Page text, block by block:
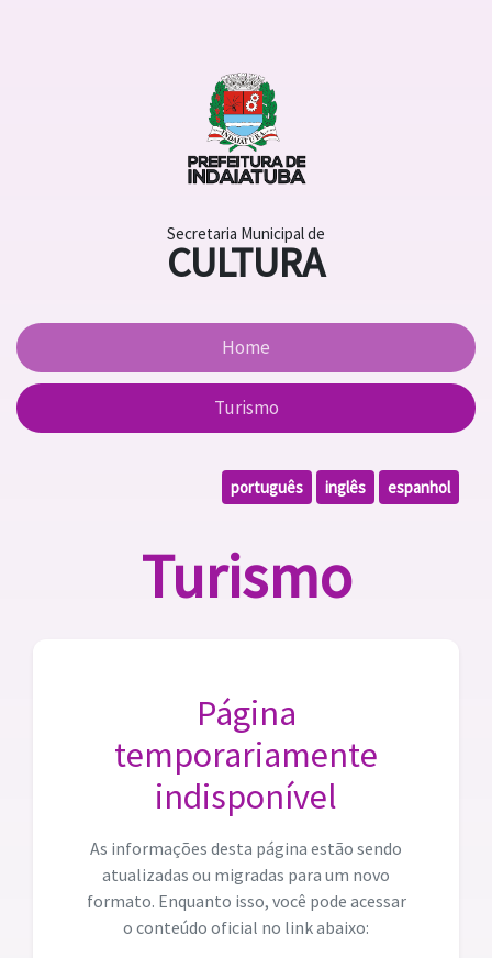
Secretaria Municipal de
CULTURA
Home
Turismo
português inglês espanhol
Turismo
Página
temporariamente
indisponível
As informações desta página estão sendo
atualizadas ou migradas para um novo
formato. Enquanto isso, você pode acessar
o conteúdo oficial no link abaixo: